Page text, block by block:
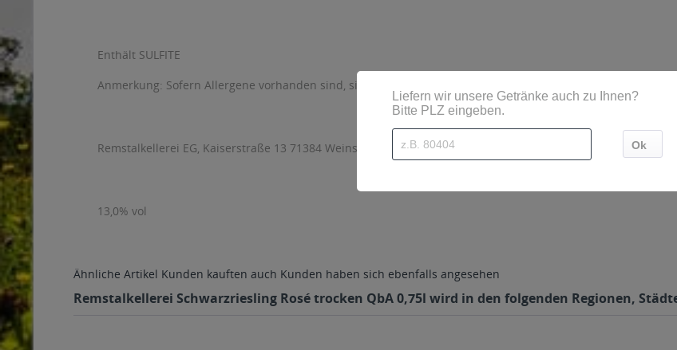
Enthält SULFITE
Anmerkung: Sofern Allergene vorhanden sind, sind diese mittels Großbuchstaben besonders hervorgehoben
Remstalkellerei EG, Kaiserstraße 13 71384 Weinstadt-Beutelsbach
13,0% vol
Ähnliche Artikel Kunden kauften auch Kunden haben sich ebenfalls angesehen
Remstalkellerei Schwarzriesling Rosé trocken QbA 0,75l wird in den folgenden Regionen,